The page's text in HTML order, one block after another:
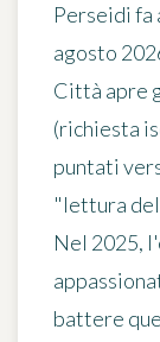
Perseidi fa
agosto
Città apre
(richiesta
puntati
"lettura del
Nel 2025,
battere